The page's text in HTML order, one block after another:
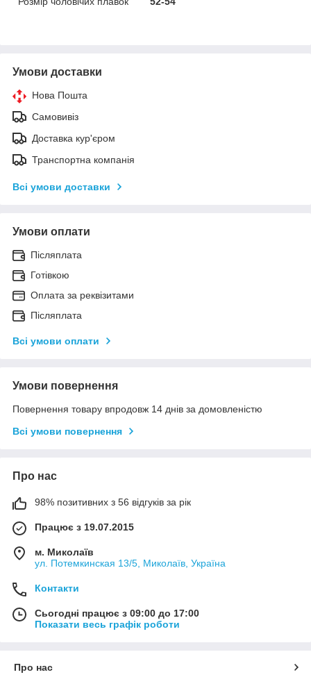
Умови доставки
Нова Пошта
Самовивіз
Доставка кур'єром
Транспортна компанія
Всі умови доставки
Умови оплати
Післяплата
Готівкою
Оплата за реквізитами
Післяплата
Всі умови оплати
Умови повернення
Повернення товару впродовж 14 днів за домовленістю
Всі умови повернення
Про нас
98% позитивних з 56 відгуків за рік
Працює з 19.07.2015
м. Миколаїв
ул. Потемкинская 13/5, Миколаїв, Україна
Контакти
Сьогодні працює з 09:00 до 17:00
Показати весь графік роботи
Про нас